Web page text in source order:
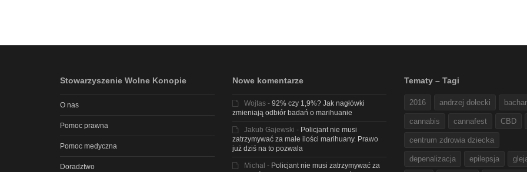
Stowarzyszenie Wolne Konopie
O nas
Pomoc prawna
Pomoc medyczna
Doradztwo
Nowe komentarze
Wojtas- 92% czy 1,9%? Jak nagłówki
zmieniają odbiór badań o marihuanie
Jakub Gajewski - Policjant nie musi
zatrzymywać za małe ilości marihuany. Prawo
już dziś na to pozwala
Michal - Policjant nie musi zatrzymywać za
Tematy – Tagi
2016 andrzej dołecki
cannabis cannafest CBD
centrum zdrowia dziecka
depenalizacja epilepsja